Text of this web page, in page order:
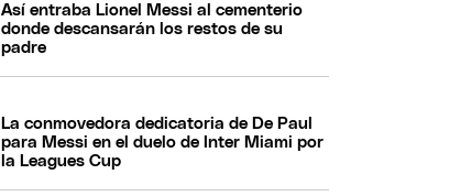
Así entraba Lionel Messi al cementerio
donde descansarán los restos de su
padre
La conmovedora dedicatoria de De Paul
para Messi en el duelo de Inter Miami por
la Leagues Cup